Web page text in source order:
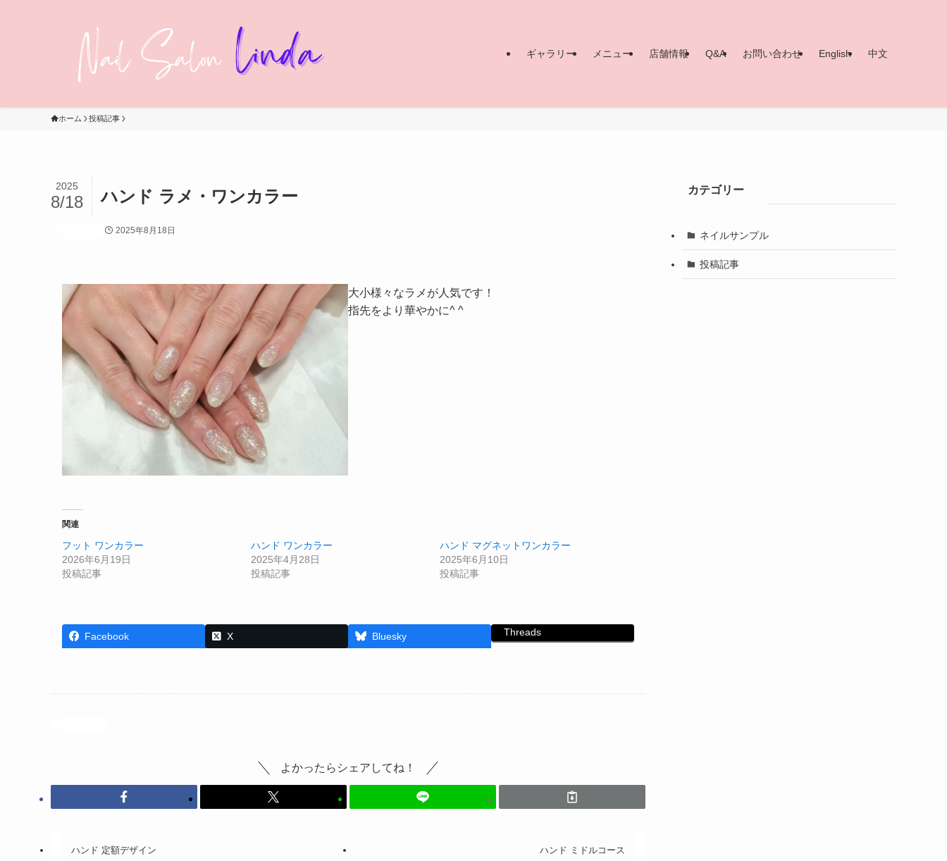
ギャラリー メニュー 店舗情報 Q&A お問い合わせ English 中文
ホーム 投稿記事
ハンド ラメ・ワンカラー
2025
8/18
2025年8月18日
大小様々なラメが人気です！
指先をより華やかに^ ^
関連
フット ワンカラー
2026年6月19日
投稿記事
ハンド ワンカラー
2025年4月28日
投稿記事
ハンド マグネットワンカラー
2025年6月10日
投稿記事
Facebook X Bluesky Threads
よかったらシェアしてね！
ハンド 定額デザイン ハンド ミドルコース
カテゴリー
ネイルサンプル
投稿記事